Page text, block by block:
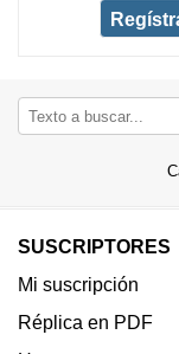
SUSCRIPTORES
Mi suscripción
Réplica en PDF